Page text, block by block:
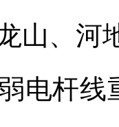
山、河
电杆线